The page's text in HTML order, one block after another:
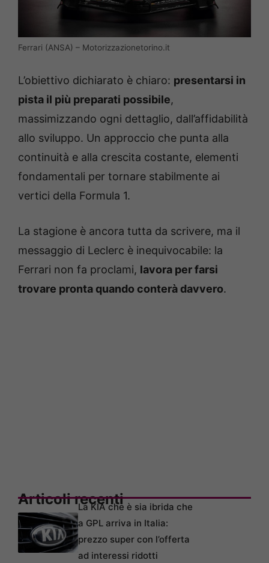
Ferrari (ANSA) – Motorizzazionetorino.it
L’obiettivo dichiarato è chiaro: presentarsi in
pista il più preparati possibile,
massimizzando ogni dettaglio, dall’affidabilità
allo sviluppo. Un approccio che punta alla
continuità e alla crescita costante, elementi
fondamentali per tornare stabilmente ai
vertici della Formula 1.
La stagione è ancora tutta da scrivere, ma il
messaggio di Leclerc è inequivocabile: la
Ferrari non fa proclami, lavora per farsi
trovare pronta quando conterà davvero.
Articoli recentiLa KIA che è sia ibrida che
a GPL arriva in Italia:
prezzo super con l’offerta
ad interessi ridotti